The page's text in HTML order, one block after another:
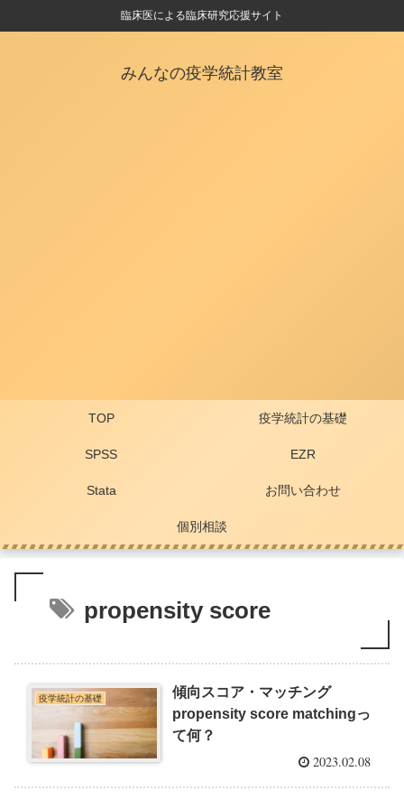
臨床医による臨床研究応援サイト
みんなの疫学統計教室
TOP 疫学統計の基礎
SPSS EZR
Stata お問い合わせ
個別相談
propensity score
疫学統計の基礎
傾向スコア・マッチング
propensity score matchingっ
て何？
2023.02.08